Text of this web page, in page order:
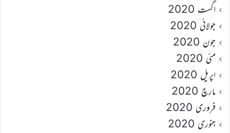
اگست 2020
جولائی 2020
جون 2020
مئی 2020
اپریل 2020
مارچ 2020
فروری 2020
جنوری 2020